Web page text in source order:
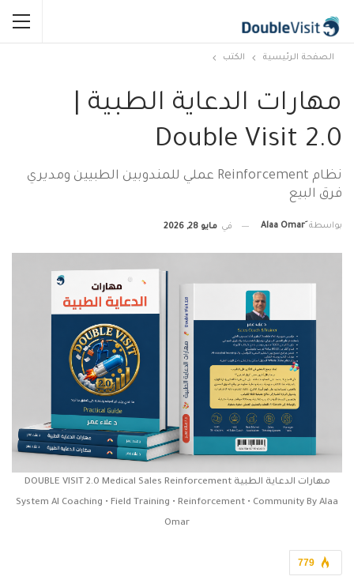
الصفحة الرئيسية الكتب
مهارات الدعاية الطبية |
Double Visit 2.0
نظام Reinforcement عملي للمندوبين الطبيين ومديري
فرق البيع
بواسطة في مايو 28, 2026
مهارات الدعاية الطبية DOUBLE VISIT 2.0 Medical Sales Reinforcement
System AI Coaching • Field Training • Reinforcement • Community By Alaa
Omar
779